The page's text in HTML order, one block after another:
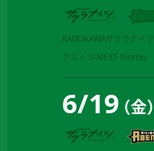
KADOKAWAサクラナイツ
クス
U-NEXT Pirates
6/19（金）